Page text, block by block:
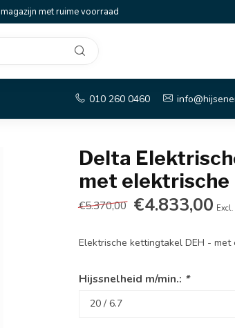
magazijn met ruime voorraad
010 260 0460
Delta
met elektrische
€5.370,00 €4.833,00
Elektrische kettingtakel DEH -
Hijssnelheid m/min.: *